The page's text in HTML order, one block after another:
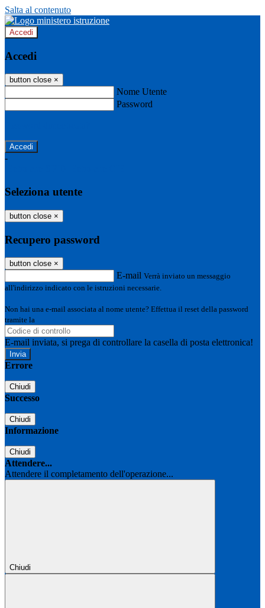
Salta al contenuto
Accedi
Accedi
button close ×
Nome Utente
Password
-
Seleziona utente
button close ×
Recupero password
button close ×
E-mail Verrà inviato un messaggio
all'indirizzo indicato con le istruzioni necessarie.
Non hai una e-mail associata al nome utente? Effettua il reset della password
tramite la
E-mail inviata, si prega di controllare la casella di posta elettronica!
Errore
Chiudi
Successo
Chiudi
Informazione
Chiudi
Attendere...
Attendere il completamento dell'operazione...
Chiudi